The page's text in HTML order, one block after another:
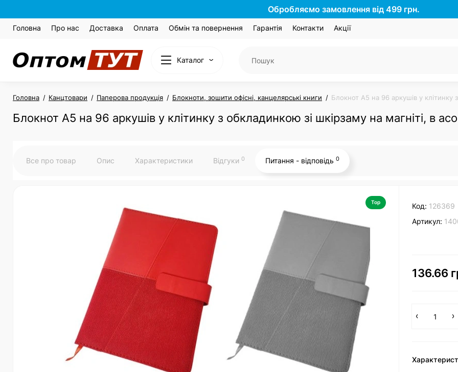
Обробляємо замовлення від 499 грн.
Головна Про нас Доставка Оплата Обмін та повернення Гарантія Контакти Акції
Каталог
Головна Канцтовари Паперова продукція Блокноти, зошити офісні, канцелярські книги Блокнот А5 на 96 аркушів у клітинку
Блокнот А5 на 96 аркушів у клітинку з обкладинкою зі шкірзаму на магніті, в
Все про товар Опис Характеристики Відгуки 0 Питання - відповідь 0
Top Код: 126369
Артикул:
136.66